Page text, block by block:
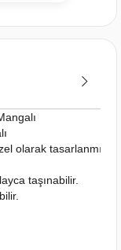
olarak tasarlanmıştır.
taşınabilir.